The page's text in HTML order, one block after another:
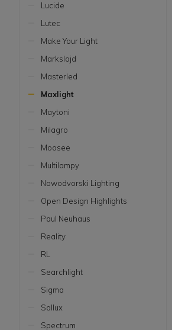
Lucide
Lutec
Make Your Light
Markslojd
Masterled
Maxlight
Maytoni
Milagro
Moosee
Multilampy
Nowodvorski Lighting
Open Design Highlights
Paul Neuhaus
Reality
RL
Searchlight
Sigma
Sollux
Spectrum